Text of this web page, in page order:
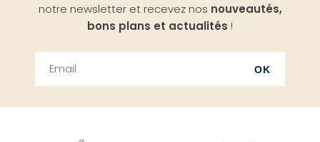
notre newsletter et recevez nos nouveautés,
bons plans et actualités !
OK